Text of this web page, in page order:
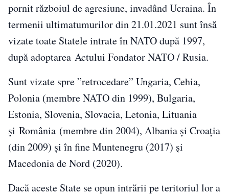
pornit războiul de agresiune, invadând Ucraina. În
termenii ultimatumurilor din 21.01.2021 sunt însă
vizate toate Statele intrate în NATO după 1997,
după adoptarea Actului Fondator NATO / Rusia.
Sunt vizate spre ”retrocedare” Ungaria, Cehia,
Polonia (membre NATO din 1999), Bulgaria,
Estonia, Slovenia, Slovacia, Letonia, Lituania
și România (membre din 2004), Albania și Croația
(din 2009) și în fine Muntenegru (2017) și
Macedonia de Nord (2020).
Dacă aceste State se opun intrării pe teritoriul lor a